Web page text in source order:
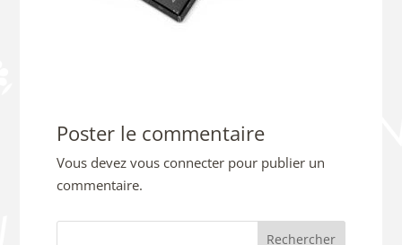
Poster le commentaire
Vous devez vous connecterpour publier un
commentaire.